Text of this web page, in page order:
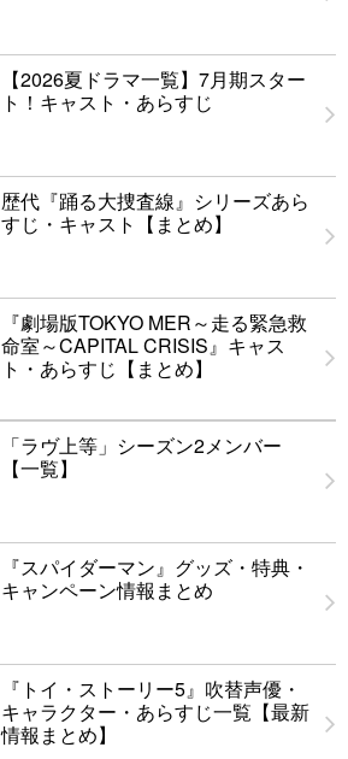
【2026夏ドラマ一覧】7月期スター
ト！キャスト・あらすじ
歴代『踊る大捜査線』シリーズあら
すじ・キャスト【まとめ】
『劇場版TOKYO MER～走る緊急救
命室～CAPITAL CRISIS』キャス
ト・あらすじ【まとめ】
「ラヴ上等」シーズン2メンバー
【一覧】
『スパイダーマン』グッズ・特典・
キャンペーン情報まとめ
『トイ・ストーリー5』吹替声優・
キャラクター・あらすじ一覧【最新
情報まとめ】